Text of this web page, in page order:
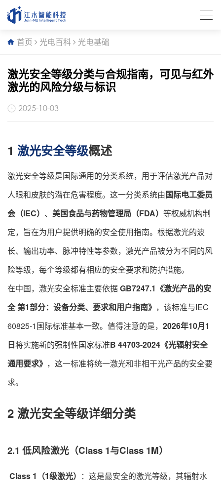
首页 光电百科 光电基础
激光安全等级分类与合规指南，可见与红外
激光的风险分级与标识
2025-10-03
1 激光安全等级概述
激光安全等级是国际通用的分类系统，用于评估激光产品对
人眼和皮肤的潜在危害程度。这一分类系统由国际电工委员
会（IEC） 、 美国食品与药物管理局（FDA） 等权威机构制
定，旨在为用户提供明确的安全使用指南。根据激光的波
长、输出功率、脉冲特性等参数，激光产品被分为不同的风
险等级，每个等级都有相应的安全要求和防护措施。
在中国，激光安全标准主要依据GB7247.1《激光产品的安
全 第1部分：设备分类、要求和用户指南》 ，该标准与IEC
60825-1国际标准基本一致。值得注意的是， 2026年10月1
日将实施新的强制性国家标准B 44703-2024《光辐射安全
通用要求》 ，这一标准将统一激光和非相干光产品的安全要
求。
2 激光安全等级详细分类
2.1 低风险激光（Class 1与Class 1M）
Class 1（1级激光） ：这是最安全的激光等级，其辐射水